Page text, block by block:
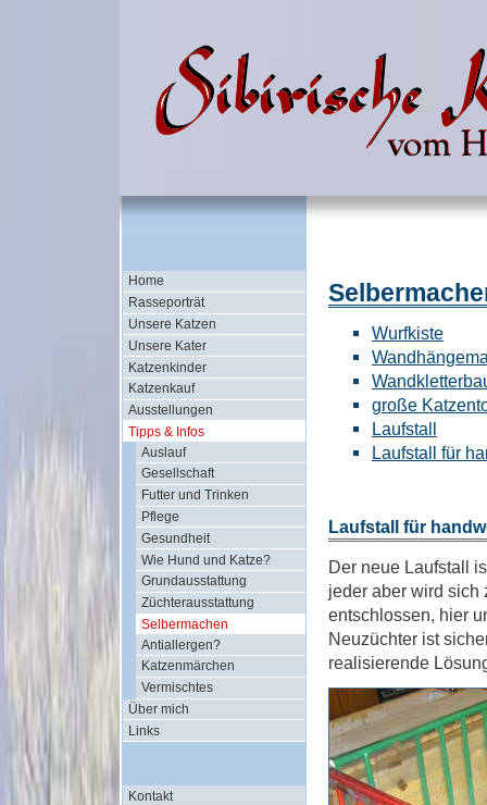
Home
Rasseporträt
Unsere Katzen
Unsere Kater
Katzenkinder
Katzenkauf
Ausstellungen
Tipps & Infos
Auslauf
Gesellschaft
Futter und Trinken
Pflege
Gesundheit
Wie Hund und Katze?
Grundausstattung
Züchterausstattung
Selbermachen
Antiallergen?
Katzenmärchen
Vermischtes
Über mich
Links
Kontakt
Wurfkiste
große
Laufstall
Laufstall für
Laufstall für
Der neue Laufstall
jeder aber wird sich
entschlossen, hier
Neuzüchter ist
realisierende